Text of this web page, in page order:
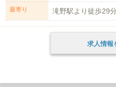
最寄り 滝野駅より徒歩29
求人情報